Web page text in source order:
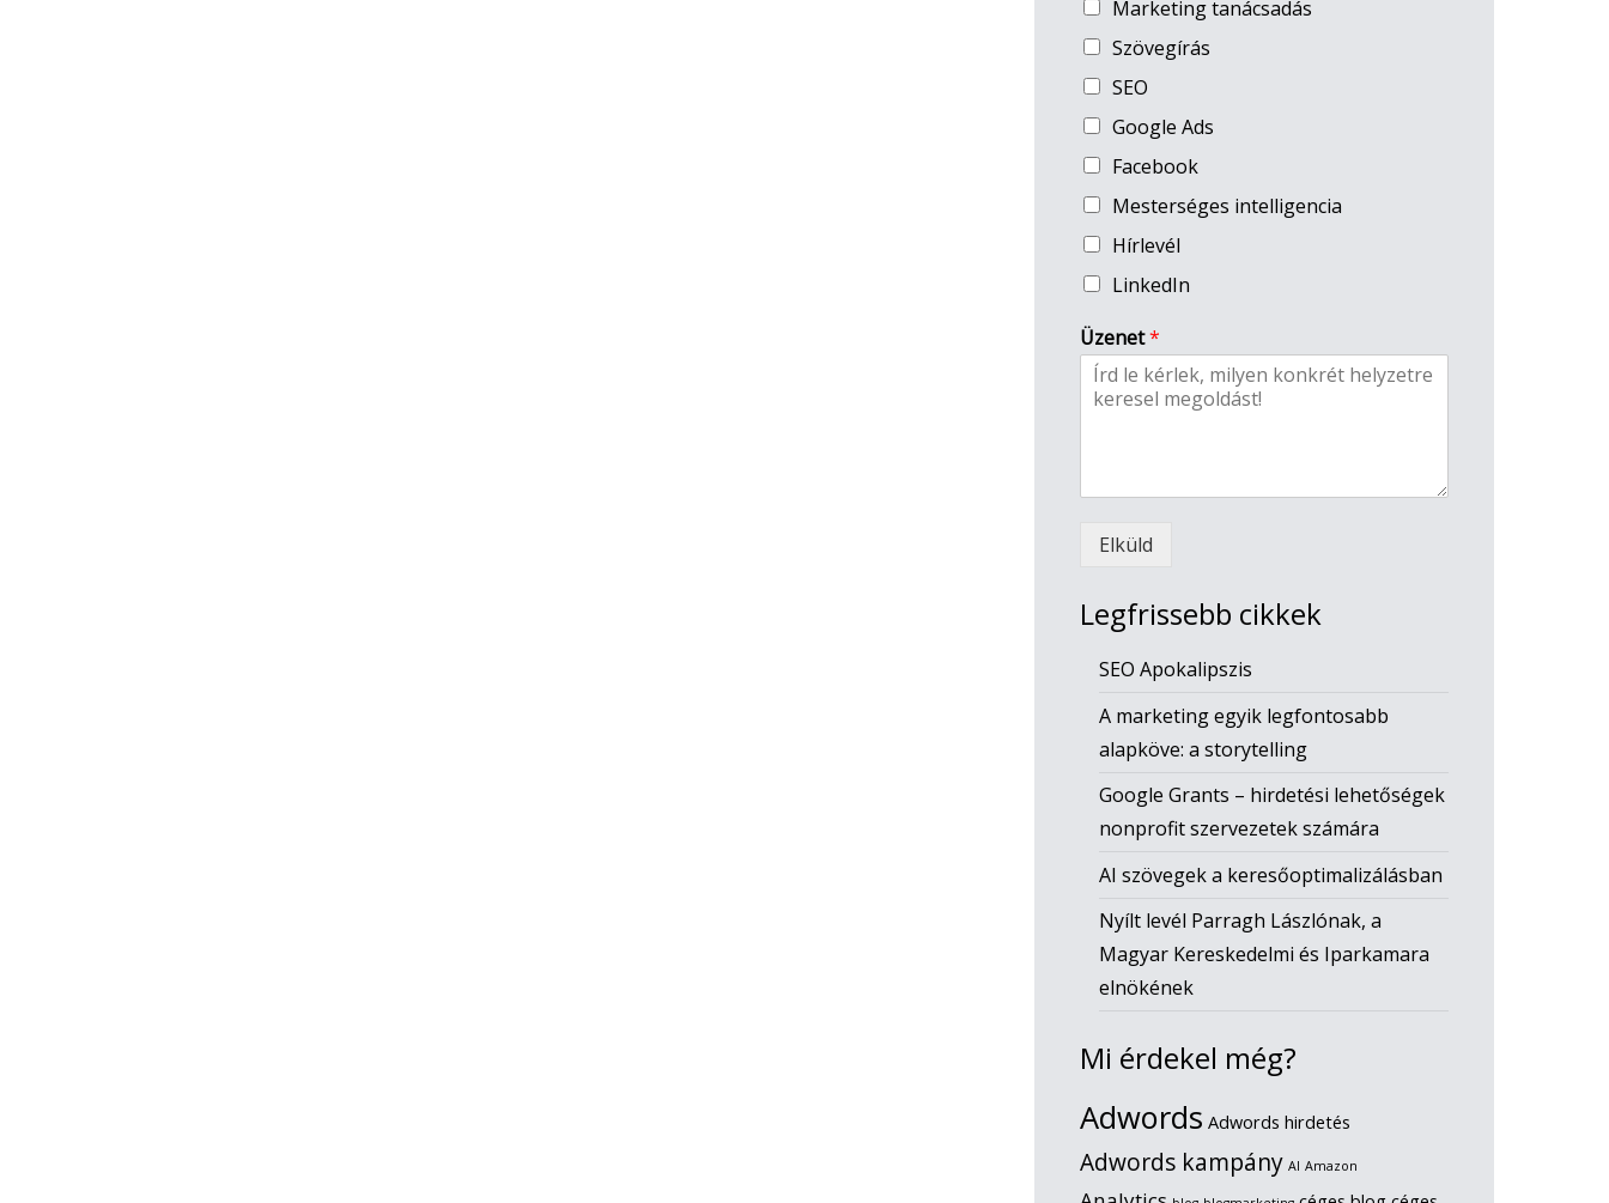
Marketing tanácsadás
Szövegírás
SEO
Google Ads
Facebook
Mesterséges intelligencia
Hírlevél
LinkedIn
Üzenet*
Elküld
Legfrissebb cikkek
SEO Apokalipszis
A marketing egyik legfontosabb
alapköve: a storytelling
Google Grants – hirdetési lehetőségek
nonprofit szervezetek számára
AI szövegek a keresőoptimalizálásban
Nyílt levél Parragh Lászlónak, a
Magyar Kereskedelmi és Iparkamara
elnökének
Mi érdekel még?
Adwords Adwords hirdetés
Adwords kampány AI Amazon